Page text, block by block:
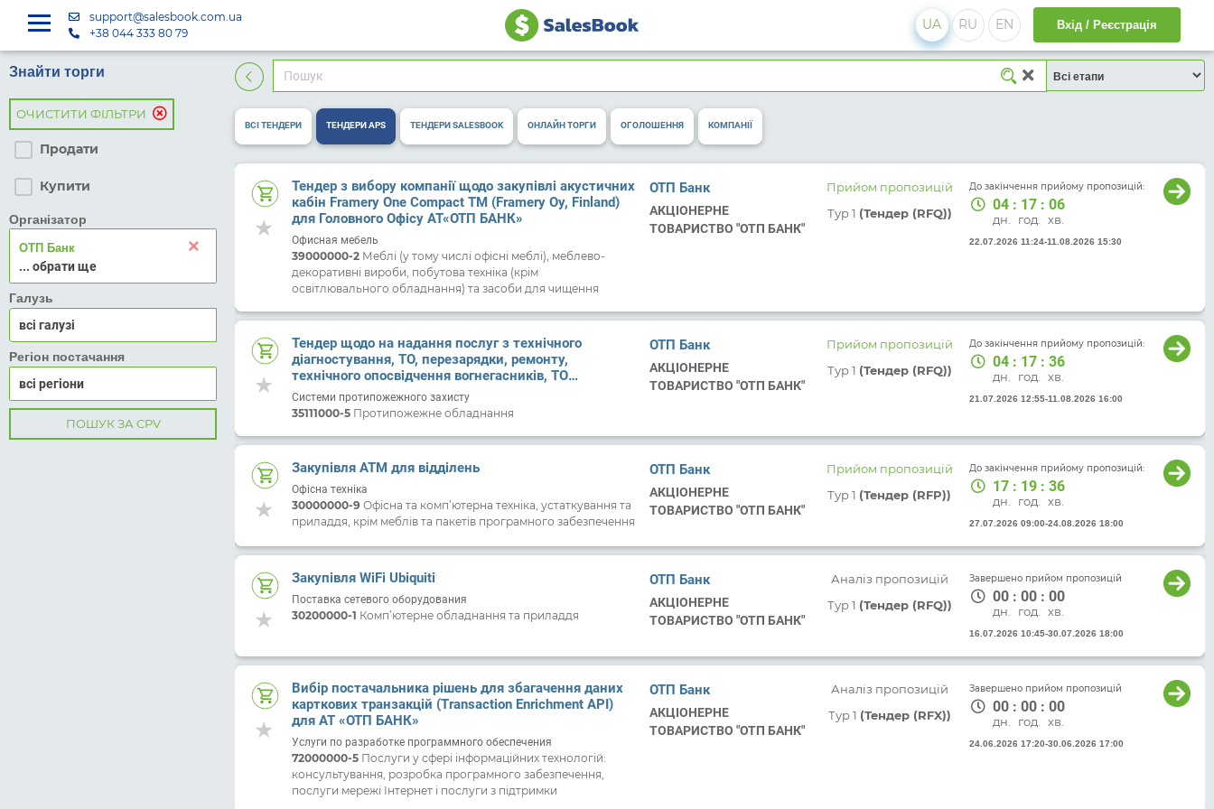
support@salesbook.com.ua
+38 044 333 80 79
UA RU EN Вхід / Реєстрація
Знайти торги
ОЧИСТИТИ ФІЛЬТРИ
Продати
Купити
Організатор
ОТП Банк ×
Галузь
всі галузі
Регіон постачання
ПОШУК ЗА CPV
ВСІ ТЕНДЕРИ ТЕНДЕРИ APS ТЕНДЕРИ SALESBOOK ОНЛАЙН ТОРГИ ОГОЛОШЕННЯ КОМПАНІЇ
Тендер з вибору компанії щодо закупівлі акустичних
кабін Framery One Compact TM (Framery Oy, Finland)
для Головного Офісу АТ«ОТП БАНК»
Офисная мебель
39000000-2 Меблі (у тому числі офісні меблі), меблево-
декоративні вироби, побутова техніка (крім
освітлювального обладнання) та засоби для чищення
ОТП Банк
АКЦІОНЕРНЕ
ТОВАРИСТВО "ОТП БАНК"
Прийом пропозицій
Тур 1 (Тендер (RFQ))
До закінчення прийому пропозицій:
04 : 17 : 06
дн. год. хв.
22.07.2026 11:24-11.08.2026 15:30
Тендер щодо на надання послуг з технічного
діагностування, ТО, перезарядки, ремонту,
технічного опосвідчення вогнегасників, ТО
пожежних кран-комплектів, а також постачання
нових вогнегасників, комплектуючих, матеріалів та
нового обладнання, що експлуатуються на Об’єктах
АТ «ОТП БАНК»
Cистеми протипожежного захисту
35111000-5 Протипожежне обладнання
ОТП Банк
АКЦІОНЕРНЕ
ТОВАРИСТВО "ОТП БАНК"
Прийом пропозицій
Тур 1 (Тендер (RFQ))
До закінчення прийому пропозицій:
04 : 17 : 36
дн. год. хв.
21.07.2026 12:55-11.08.2026 16:00
Закупівля АТМ для відділень
Офісна техніка
30000000-9 Офісна та комп’ютерна техніка, устаткування та
приладдя, крім меблів та пакетів програмного забезпечення
ОТП Банк
АКЦІОНЕРНЕ
ТОВАРИСТВО "ОТП БАНК"
Прийом пропозицій
Тур 1 (Тендер (RFP))
До закінчення прийому пропозицій:
17 : 19 : 36
дн. год. хв.
27.07.2026 09:00-24.08.2026 18:00
Закупівля WiFi Ubiquiti
Поставка сетевого оборудования
30200000-1 Комп’ютерне обладнання та приладдя
ОТП Банк
АКЦІОНЕРНЕ
ТОВАРИСТВО "ОТП БАНК"
Аналіз пропозицій
Тур 1 (Тендер (RFQ))
Завершено прийом пропозицій
00 : 00 : 00
дн. год. хв.
16.07.2026 10:45-30.07.2026 18:00
Вибір постачальника рішень для збагачення даних
карткових транзакцій (Transaction Enrichment API)
для АТ «ОТП БАНК»
Услуги по разработке программного обеспечения
72000000-5 Послуги у сфері інформаційних технологій:
консультування, розробка програмного забезпечення,
послуги мережі Інтернет і послуги з підтримки
ОТП Банк
АКЦІОНЕРНЕ
ТОВАРИСТВО "ОТП БАНК"
Аналіз пропозицій
Тур 1 (Тендер (RFX))
Завершено прийом пропозицій
00 : 00 : 00
дн. год. хв.
24.06.2026 17:20-30.06.2026 17:00